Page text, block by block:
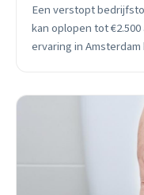
Een verstopt
kan oplopen tot
ervaring in